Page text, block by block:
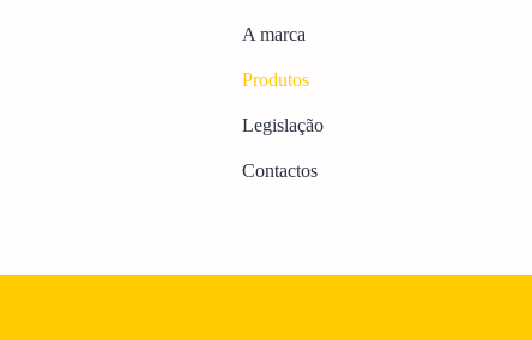
A marca
Produtos
Legislação
Contactos